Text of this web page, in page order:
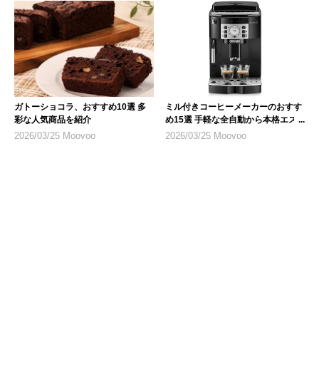
ガトーショコラ、おすすめ10選 多
彩な人気商品を紹介
2026/03/25 Moovoo
ミル付きコーヒーメーカーのおすす
め15選 手軽な全自動から本格エス
プレッソまで
2026/03/25 Moovoo